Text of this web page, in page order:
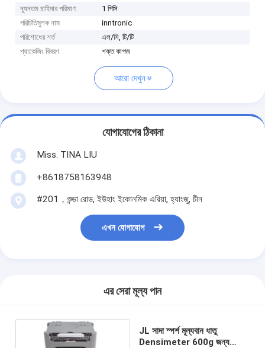
ন্যূনতম চাহিদার পরিমাণ
1 পিসি
পরিচিতিমুলক নাম
inntronic
পরিশোধের শর্ত
এল/সি, টি/টি
প্যাকেজিং বিবরণ
শক্ত কাগজ
আরো দেখুন
যোগাযোগের ঠিকানা
Miss. TINA LIU
+8618758163948
#201，শুন্ডা রোড, ইউহাং ইকোনমিক এরিয়া, হ্যাংজু, চীন
এখন যোগাযোগ
এর সেরা মূল্য পান
JL সাদা স্পর্শ মূল্যবান ধাতু
Densimeter 600g জন্য